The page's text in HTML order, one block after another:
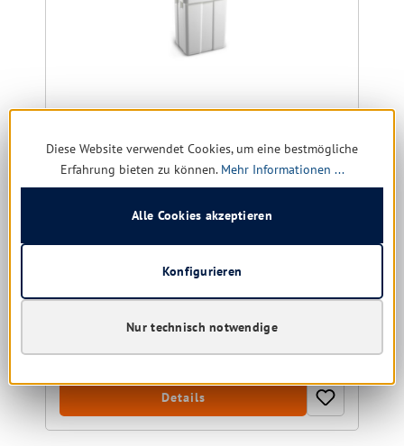
Schwingdeckeleimer TTS, weiß, 12 ltr.
noch 1 verfügbar, Lieferzeit: 1-5 Tage
Details
Diese Website verwendet Cookies, um eine bestmögliche
Erfahrung bieten zu können. Mehr Informationen ...
Nur technisch notwendige
Konfigurieren
Alle Cookies akzeptieren